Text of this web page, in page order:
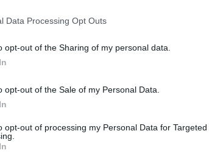
Data Processing Opt Outs
opt-out of the Sharing of my personal data.
opt-out of the Sale of my Personal Data.
opt-out of processing my Personal Data for Targeted
PRIVADAS InItalia Club!
Corso Di Porta Romana 48,Milán
El Lloyd Hotel, cercano al Duomo, al Teatro La
hotel ideal para pasar unas vacaciones de
clientes gracias a sus ambient...